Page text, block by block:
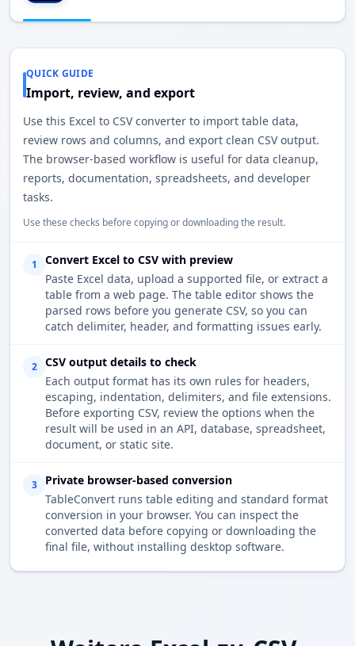
QUICK GUIDE
Import, review, and export
Use this Excel to CSV converter to import table data,
review rows and columns, and export clean CSV output.
The browser-based workflow is useful for data cleanup,
reports, documentation, spreadsheets, and developer
tasks.
Use these checks before copying or downloading the result.
1
Convert Excel to CSV with preview
Paste Excel data, upload a supported file, or extract a
table from a web page. The table editor shows the
parsed rows before you generate CSV, so you can
catch delimiter, header, and formatting issues early.
2
CSV output details to check
Each output format has its own rules for headers,
escaping, indentation, delimiters, and file extensions.
Before exporting CSV, review the options when the
result will be used in an API, database, spreadsheet,
document, or static site.
3
Private browser-based conversion
TableConvert runs table editing and standard format
conversion in your browser. You can inspect the
converted data before copying or downloading the
final file, without installing desktop software.